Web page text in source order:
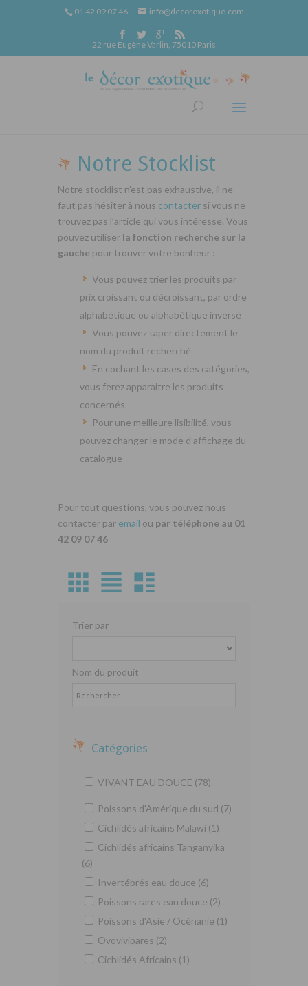
01 42 09 07 46 info@decorexotique.com
22 rue Eugène Varlin, 75010 Paris
Notre Stocklist
Notre stocklist n’est pas exhaustive, il ne
faut pas hésiter à nous contacter si vous ne
trouvez pas l’article qui vous intéresse. Vous
pouvez utiliser la fonction recherche sur la
gauche pour trouver votre bonheur :
Vous pouvez trier les produits par
prix croissant ou décroissant, par ordre
alphabétique ou alphabétique inversé
Vous pouvez taper directement le
nom du produit recherché
En cochant les cases des catégories,
vous ferez apparaitre les produits
concernés
Pour une meilleure lisibilité, vous
pouvez changer le mode d’affichage du
catalogue
Pour tout questions, vous pouvez nous
contacter par email ou par téléphone au 01
42 09 07 46
Trier par
Nom du produit
Catégories
VIVANT EAU DOUCE (78)
Poissons d'Amérique du sud (7)
Cichlidés africains Malawi (1)
Cichlidés africains Tanganyika
(6)
Invertébrés eau douce (6)
Poissons rares eau douce (2)
Poissons d'Asie / Océnanie (1)
Ovovivipares (2)
Cichlidés Africains (1)